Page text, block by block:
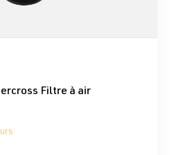
5 étoiles
Filtre à air